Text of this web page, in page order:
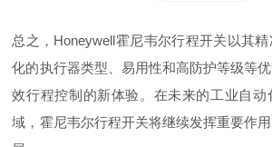
总之，Honeywell霍尼韦尔行程开关以其
化的执行器类型、易用性和高防护等级等
效行程控制的新体验。在未来的工业自动
域，霍尼韦尔行程开关将继续发挥重要作